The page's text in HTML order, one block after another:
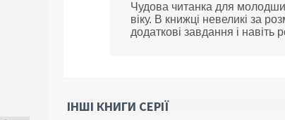
Чудова читанка для
віку. В книжці невеликі за
додаткові завдання і навіть
ІНШІ КНИГИ СЕРІЇ